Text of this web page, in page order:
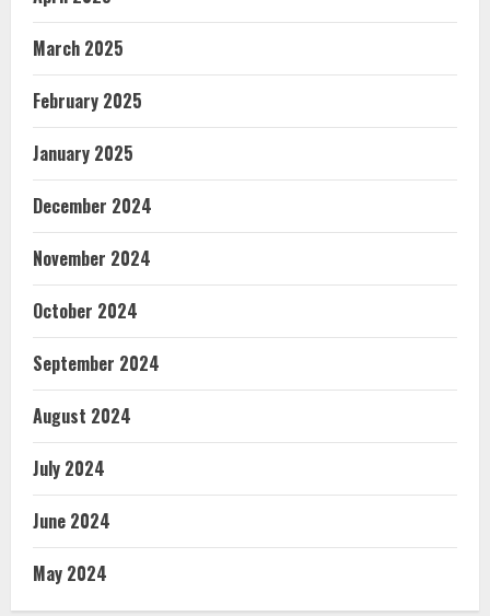
March 2025
February 2025
January 2025
December 2024
November 2024
October 2024
September 2024
August 2024
July 2024
June 2024
May 2024